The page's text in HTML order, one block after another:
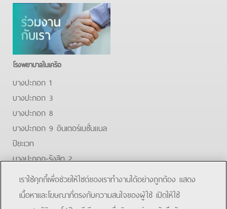
โรงพยาบาลในเครือ
บางปะกอก 1
บางปะกอก 3
บางปะกอก 8
บางปะกอก 9 อินเตอร์เนชั่นแนล
ปิยะเวท
บางปะกอก-รังสิต 2
บางปะกอกสมุทรปราการ
FacebookYoutubeLine
เราใช้คุกกี้เพื่อช่วยให้ไซต์ของเราทำงานได้อย่างถูกต้อง แสดง
เนื้อหาและโฆษณาที่ตรงกับความสนใจของผู้ใช้ เปิดให้ใช้